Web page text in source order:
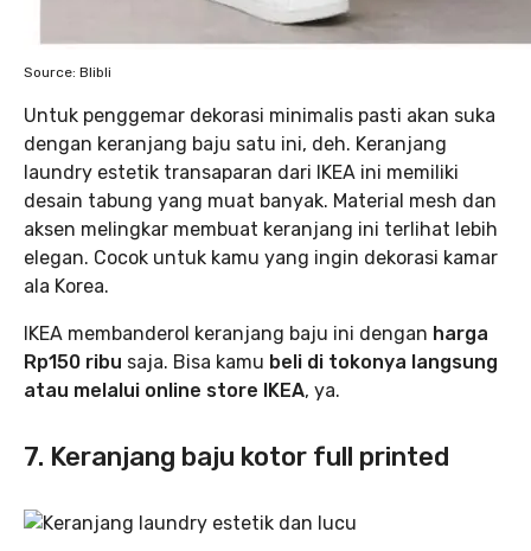
Source: Blibli
Untuk penggemar dekorasi minimalis pasti akan suka
dengan keranjang baju satu ini, deh. Keranjang
laundry estetik transaparan dari IKEA ini memiliki
desain tabung yang muat banyak. Material mesh dan
aksen melingkar membuat keranjang ini terlihat lebih
elegan. Cocok untuk kamu yang ingin dekorasi kamar
ala Korea.
IKEA membanderol keranjang baju ini dengan harga
Rp150 ribu saja. Bisa kamu beli di tokonya langsung
atau melalui online store IKEA, ya.
7. Keranjang baju kotor full printed